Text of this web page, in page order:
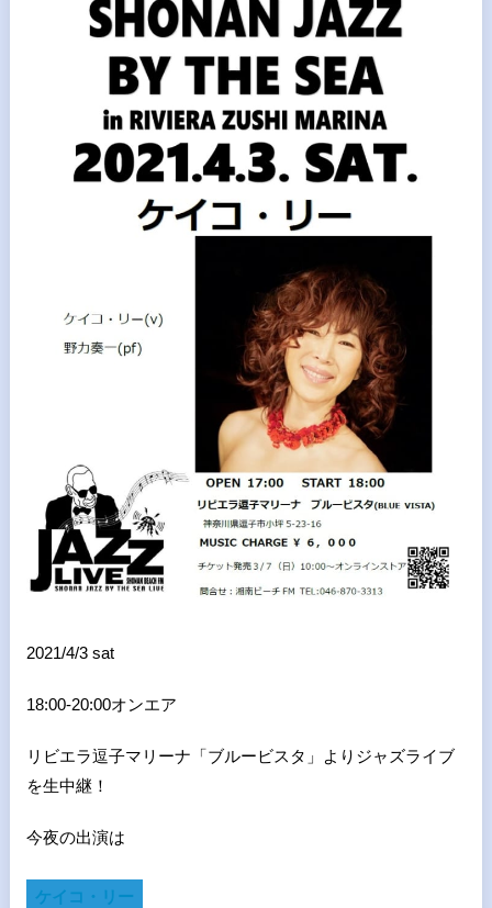
2021/4/3 sat
18:00-20:00オンエア
リビエラ逗子マリーナ「ブルービスタ」よりジャズライブ
を生中継！
今夜の出演は
ケイコ・リー